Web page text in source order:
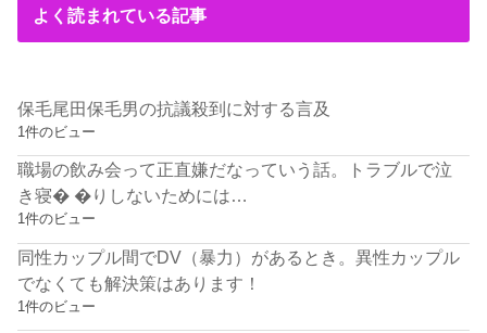
よく読まれている記事
保毛尾田保毛男の抗議殺到に対する言及
1件のビュー
職場の飲み会って正直嫌だなっていう話。トラブルで泣
き寝� �りしないためには…
1件のビュー
同性カップル間でDV（暴力）があるとき。異性カップル
でなくても解決策はあります！
1件のビュー